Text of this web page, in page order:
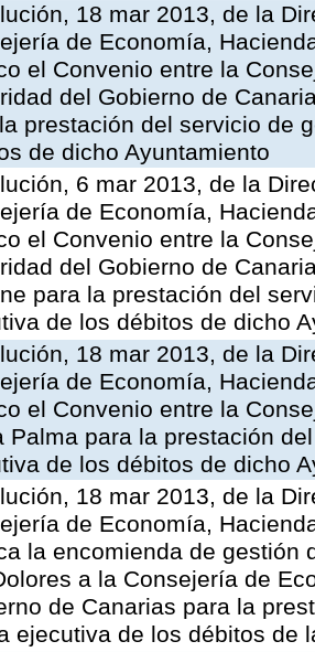
18 mar 2013, de la
de Economía,
el Convenio entre la
del Gobierno de
prestación del servicio de
de dicho Ayuntamiento
6 mar 2013, de la
de Economía,
el Convenio entre la
del Gobierno de
para la prestación del
de los débitos de dicho
18 mar 2013, de la
de Economía,
el Convenio entre la
Palma para la prestación
de los débitos de dicho
18 mar 2013, de la
de Economía,
la encomienda de gestión
a la Consejería de
de Canarias para la
ejecutiva de los débitos de